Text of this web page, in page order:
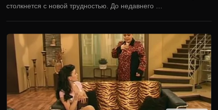
столкнется с новой трудностью. До недавнего …